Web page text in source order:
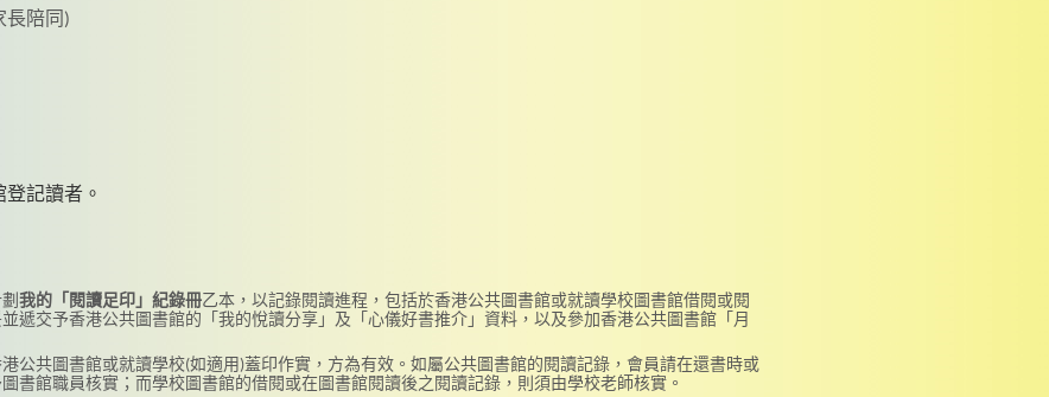
長陪同)
記讀者。
我的「閱讀足印」紀錄冊乙本，以記錄閱讀進程，包括於香港公共圖書館或就讀學校圖書館借閱或閱
遞交予香港公共圖書館的「我的悅讀分享」及「心儀好書推介」資料，以及參加香港公共圖書館「月
公共圖書館或就讀學校(如適用)蓋印作實，方為有效。如屬公共圖書館的閱讀記錄，會員請在還書時或
書館職員核實；而學校圖書館的借閱或在圖書館閱讀後之閱讀記錄，則須由學校老師核實。